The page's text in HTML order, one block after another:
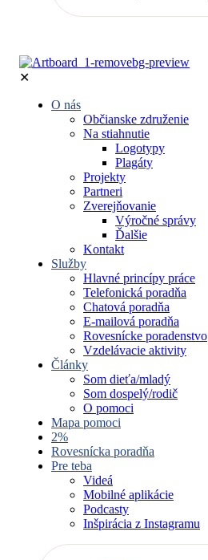
✕
O nás
Občianske združenie
Na stiahnutie
Logotypy
Plagáty
Projekty
Partneri
Zverejňovanie
Výročné správy
Ďalšie
Kontakt
Služby
Hlavné princípy práce
Telefonická poradňa
Chatová poradňa
E-mailová poradňa
Rovesnícke poradenstvo
Vzdelávacie aktivity
Články
Som dieťa/mladý
Som dospelý/rodič
O pomoci
Mapa pomoci
2%
Rovesnícka poradňa
Pre teba
Videá
Mobilné aplikácie
Podcasty
Inšpirácia z Instagramu